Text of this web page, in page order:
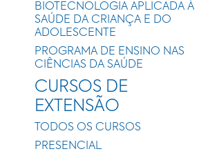
BIOTECNOLOGIA APLICADA À
SAÚDE DA CRIANÇA E DO
ADOLESCENTE
PROGRAMA DE ENSINO NAS
CIÊNCIAS DA SAÚDE
CURSOS DE
EXTENSÃO
TODOS OS CURSOS
PRESENCIAL